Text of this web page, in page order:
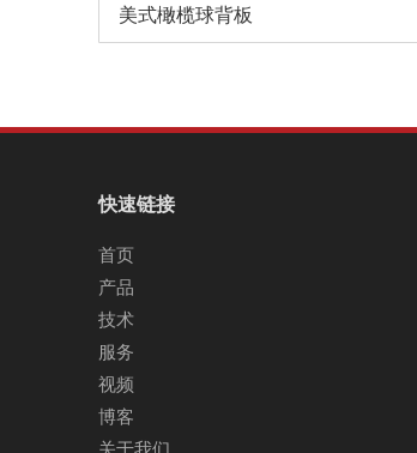
美式橄榄球背板
快速链接
首页
产品
技术
服务
视频
博客
关于我们